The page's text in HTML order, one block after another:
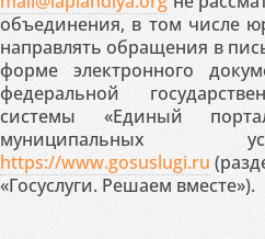
объединения, в том числе
направлять обращения в
форме электронного
федеральной
системы «Единый
муниципальных
https://www.gosuslugi.ru
«Госуслуги. Решаем вместе»).